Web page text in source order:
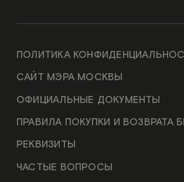
ПОЛИТИКА
САЙТ МЭРА МОСКВЫ
ОФИЦИАЛЬНЫЕ ДОКУМЕНТЫ
ПРАВИЛА ПОКУПКИ И ВОЗВРАТА
РЕКВИЗИТЫ
ЧАСТЫЕ ВОПРОСЫ